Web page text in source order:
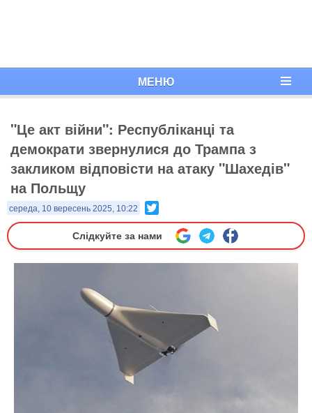
МЕНЮ
"Це акт війни": Республіканці та
демократи звернулися до Трампа з
закликом відповісти на атаку "Шахедів"
на Польщу
середа, 10 вересень 2025, 10:22
Слідкуйте за нами